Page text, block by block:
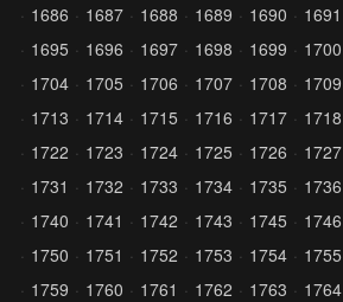
1686
1687 1688 1689 1690 1691
1695
1696 1697 1698 1699 1700
1704
1705 1706 1707 1708 1709
1713
1714 1715 1716 1717 1718
1722
1723 1724 1725 1726 1727
1731
1732 1733 1734 1735 1736
1740
1741 1742 1743 1745 1746
1750
1751 1752 1753 1754 1755
1759
1760 1761 1762 1763 1764